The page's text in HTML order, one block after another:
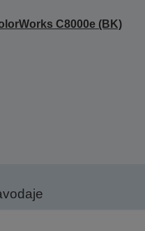
C8000e (BK)